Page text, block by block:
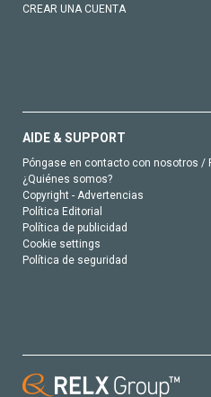
CREAR UNA CUENTA
AIDE & SUPPORT
Póngase en contacto con nosotros /
¿Quiénes somos?
Copyright - Advertencias
Política Editorial
Política de publicidad
Cookie settings
Política de seguridad